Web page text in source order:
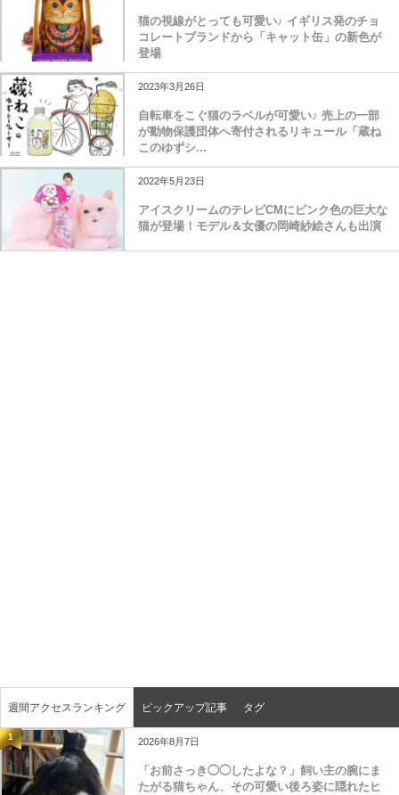
猫の視線がとっても可愛い♪ イギリス発のチョ
コレートブランドから「キャット缶」の新色が
登場
2023年3月26日
自転車をこぐ猫のラベルが可愛い♪ 売上の一部
が動物保護団体へ寄付されるリキュール「蔵ね
このゆずシ...
2022年5月23日
アイスクリームのテレビCMにピンク色の巨大な
猫が登場！モデル＆女優の岡崎紗絵さんも出演
週間アクセスランキング ピックアップ記事 タグ
1 2026年8月7日
「お前さっき◯◯したよな？」飼い主の腕にま
たがる猫ちゃん、その可愛い後ろ姿に隠れたヒ